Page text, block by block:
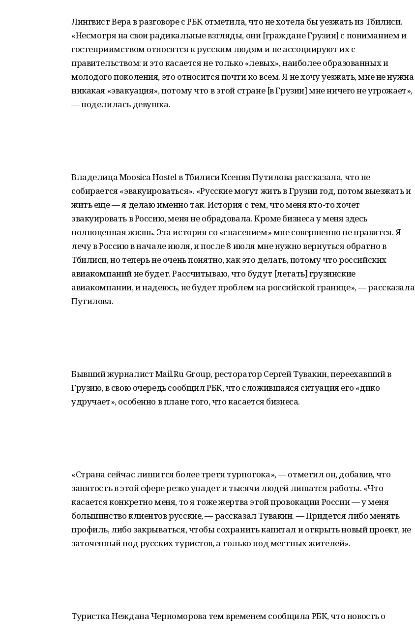
Лингвист Вера в разговоре с РБК отметила, что не хотела бы уезжать из Тбилиси.
«Несмотря на свои радикальные взгляды, они [граждане Грузии] с пониманием и
гостеприимством относятся к русским людям и не ассоциируют их с
правительством: и это касается не только «левых», наиболее образованных и
молодого поколения, это относится почти ко всем. Я не хочу уезжать, мне не нужна
никакая «эвакуация», потому что в этой стране [в Грузии] мне ничего не угрожает»,
— поделилась девушка.
Владелица Moosica Hostel в Тбилиси Ксения Путилова рассказала, что не
собирается «эвакуироваться». «Русские могут жить в Грузии год, потом выезжать и
жить еще — я делаю именно так. История с тем, что меня кто-то хочет
эвакуировать в Россию, меня не обрадовала. Кроме бизнеса у меня здесь
полноценная жизнь. Эта история со «спасением» мне совершенно не нравится. Я
лечу в Россию в начале июля, и после 8 июля мне нужно вернуться обратно в
Тбилиси, но теперь не очень понятно, как это делать, потому что российских
авиакомпаний не будет. Рассчитываю, что будут [летать] грузинские
авиакомпании, и надеюсь, не будет проблем на российской границе», — рассказала
Путилова.
Бывший журналист Mail.Ru Group, ресторатор Сергей Тувакин, переехавший в
Грузию, в свою очередь сообщил РБК, что сложившаяся ситуация его «дико
удручает», особенно в плане того, что касается бизнеса.
«Страна сейчас лишится более трети турпотока», — отметил он, добавив, что
занятость в этой сфере резко упадет и тысячи людей лишатся работы. «Что
касается конкретно меня, то я тоже жертва этой провокации России — у меня
большинство клиентов русские, — рассказал Тувакин. — Придется либо менять
профиль, либо закрываться, чтобы сохранить капитал и открыть новый проект, не
заточенный под русских туристов, а только под местных жителей».
Туристка Неждана Черноморова тем временем сообщила РБК, что новость о